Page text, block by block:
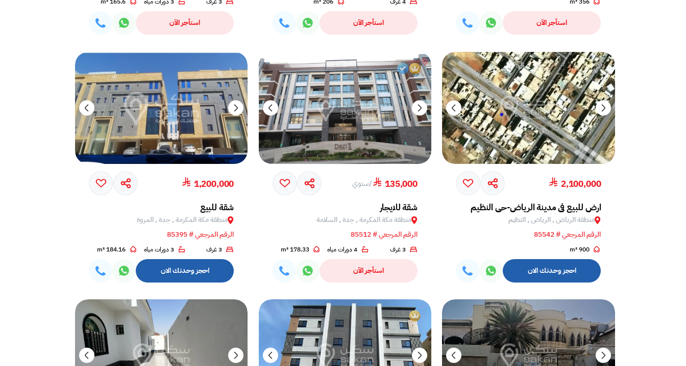
استأجر الآن استأجر الآن استأجر الآن
2,100,000
ارض للبيع في مدينة الرياض-حي النظيم
منطقة الرياض , الرياض , النظيم
الرقم المرجعي # 85542
900 m²
احجز وحدتك الان
135,000
/سنوي
شقة للايجار
منطقة مكة المكرمة , جدة , السلامة
الرقم المرجعي # 85512
3 غرف 4 دورات مياه 178.33 m²
استأجر الآن
1,200,000
شقة للبيع
منطقة مكة المكرمة , جدة , المروة
الرقم المرجعي # 85395
3 غرف 3 دورات مياه 184.16 m²
احجز وحدتك الان